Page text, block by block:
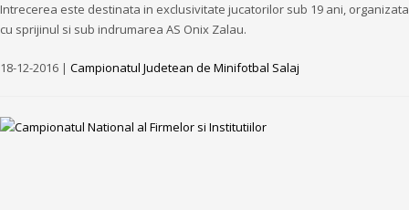
Intrecerea este destinata in exclusivitate jucatorilor sub 19 ani, organizata
cu sprijinul si sub indrumarea AS Onix Zalau.
18-12-2016 | Campionatul Judetean de Minifotbal Salaj